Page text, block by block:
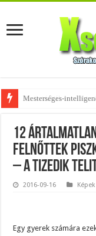
Az övtáskák
12
felnőttek
– a tizedik
2016-09-16 Képek
Egy gyerek számára